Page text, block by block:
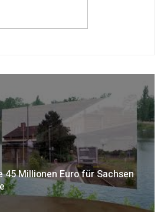
45 Millionen Euro für Sachsen